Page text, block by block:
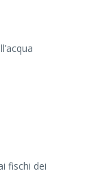
fischi dei